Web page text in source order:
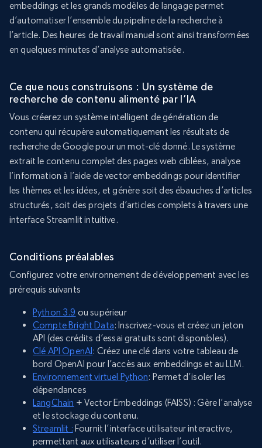
embeddings et les grands modèles de langage permet
d’automatiser l’ensemble du pipeline de la recherche à
l’article. Des heures de travail manuel sont ainsi transformées
en quelques minutes d’analyse automatisée.
Ce que nous construisons : Un système de
recherche de contenu alimenté par l’IA
Vous créerez un système intelligent de génération de
contenu qui récupère automatiquement les résultats de
recherche de Google pour un mot-clé donné. Le système
extrait le contenu complet des pages web ciblées, analyse
l’information à l’aide de vector embeddings pour identifier
les thèmes et les idées, et génère soit des ébauches d’articles
structurés, soit des projets d’articles complets à travers une
interface Streamlit intuitive.
Conditions préalables
Configurez votre environnement de développement avec les
prérequis suivants
Python 3.9 ou supérieur
Compte Bright Data: Inscrivez-vous et créez un jeton
API (des crédits d’essai gratuits sont disponibles).
Clé API OpenAI : Créez une clé dans votre tableau de
bord OpenAI pour l’accès aux embeddings et au LLM.
Environnement virtuel Python: Permet d’isoler les
dépendances
LangChain + Vector Embeddings (FAISS) : Gère l’analyse
et le stockage du contenu.
Streamlit : Fournit l’interface utilisateur interactive,
permettant aux utilisateurs d’utiliser l’outil.